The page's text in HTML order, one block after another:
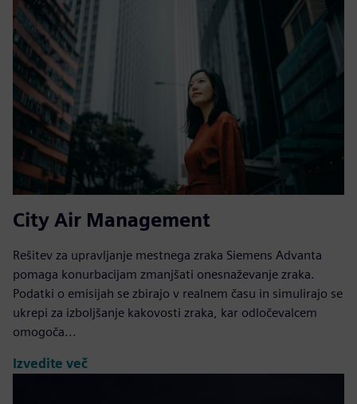
City Air Management
Rešitev za upravljanje mestnega zraka Siemens Advanta
pomaga konurbacijam zmanjšati onesnaževanje zraka.
Podatki o emisijah se zbirajo v realnem času in simulirajo se
ukrepi za izboljšanje kakovosti zraka, kar odločevalcem
omogoča...
Izvedite več